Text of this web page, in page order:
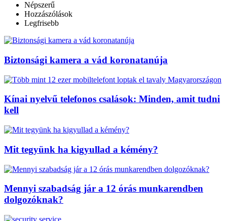
Népszerű
Hozzászólások
Legfrisebb
Biztonsági kamera a vád koronatanúja
Kínai nyelvű telefonos csalások: Minden, amit tudni
kell
Mit tegyünk ha kigyullad a kémény?
Mennyi szabadság jár a 12 órás munkarendben
dolgozóknak?